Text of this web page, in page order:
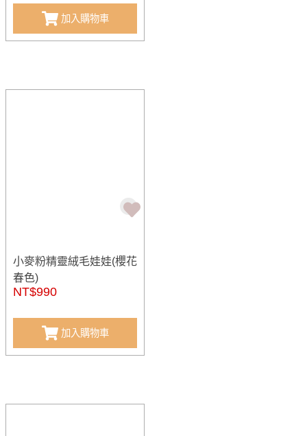
加入購物車
小麥粉精靈絨毛娃娃(櫻花
春色)
NT$990
加入購物車